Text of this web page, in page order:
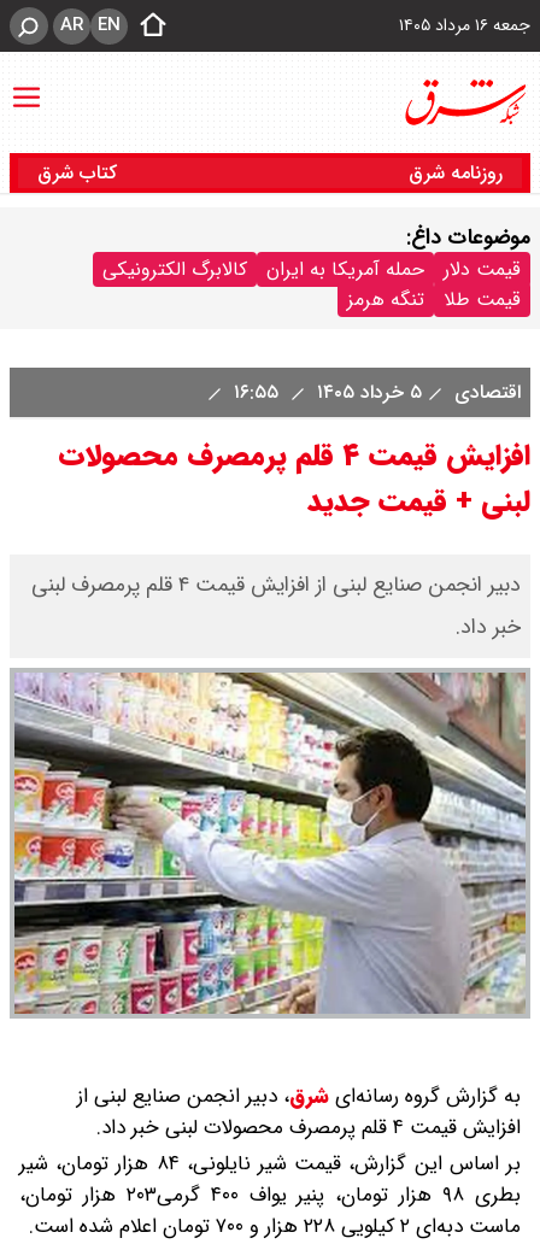
جمعه ۱۶ مرداد ۱۴۰۵ EN
AR
روزنامه شرق کتاب شرق
موضوعات داغ:
قیمت دلار حمله آمریکا به ایران
کالابرگ الکترونیکی
قیمت طلا
تنگه هرمز
اقتصادی ۵ خرداد ۱۴۰۵
افزایش قیمت ۴ قلم پرمصرف محصولات
لبنی + قیمت جدید
دبیر انجمن صنایع لبنی از افزایش قیمت ۴ قلم پرمصرف لبنی
خبر داد.
به گزارش گروه رسانه‌ایشرق، دبیر انجمن صنایع لبنی از
افزایش قیمت ۴ قلم پرمصرف محصولات لبنی خبر داد.
بر اساس این گزارش، قیمت شیر نایلونی، ۸۴ هزار تومان، شیر
بطری ۹۸ هزار تومان، پنیر یواف ۴۰۰ گرمی۲۰۳ هزار تومان،
ماست دبه‌ای ۲ کیلویی ۲۲۸ هزار و ۷۰۰ تومان اعلام شده است.